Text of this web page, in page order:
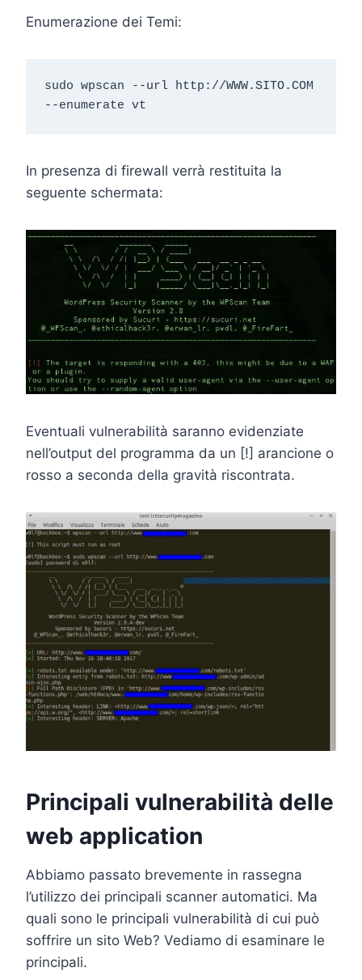
Enumerazione dei Temi:
sudo wpscan --url http://WWW.SITO.COM
--enumerate vt
In presenza di firewall verrà restituita la
seguente schermata:
Eventuali vulnerabilità saranno evidenziate
nell’output del programma da un [!] arancione o
rosso a seconda della gravità riscontrata.
Principali vulnerabilità delle
web application
Abbiamo passato brevemente in rassegna
l’utilizzo dei principali scanner automatici. Ma
quali sono le principali vulnerabilità di cui può
soffrire un sito Web? Vediamo di esaminare le
principali.